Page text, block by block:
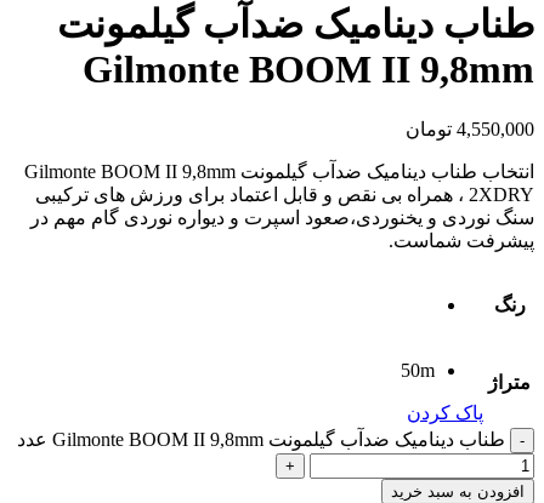
طناب دینامیک ضدآب گیلمونت
Gilmonte BOOM II 9,8mm
4,550,000 تومان
انتخاب طناب دینامیک ضدآب گیلمونت Gilmonte BOOM II 9,8mm
2XDRY ، همراه بی نقص و قابل اعتماد برای ورزش های ترکیبی
سنگ نوردی و یخنوردی،صعود اسپرت و دیواره نوردی گام مهم در
پیشرفت شماست.
رنگ
متراژ
50m
پاک کردن
طناب دینامیک ضدآب گیلمونت Gilmonte BOOM II 9,8mm عدد
افزودن به سبد خرید